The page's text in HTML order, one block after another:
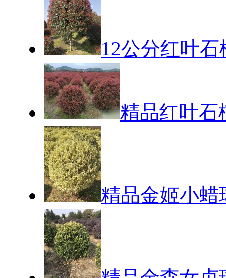
12公分红叶石
精品红叶石
精品金姬小蜡